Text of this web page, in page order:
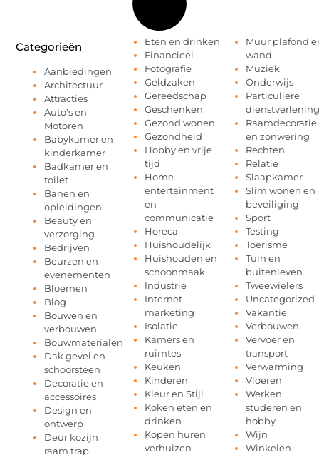
Categorieën
Aanbiedingen
Architectuur
Attracties
Auto's en
Motoren
Babykamer en
kinderkamer
Badkamer en
toilet
Banen en
opleidingen
Beauty en
verzorging
Bedrijven
Beurzen en
evenementen
Bloemen
Blog
Bouwen en
verbouwen
Bouwmaterialen
Dak gevel en
schoorsteen
Decoratie en
accessoires
Design en
ontwerp
Deur kozijn
raam trap
Eten en drinken
Financieel
Fotografie
Geldzaken
Gereedschap
Geschenken
Gezond wonen
Gezondheid
Hobby en vrije
tijd
Home
entertainment
en
communicatie
Horeca
Huishoudelijk
Huishouden en
schoonmaak
Industrie
Internet
marketing
Isolatie
Kamers en
ruimtes
Keuken
Kinderen
Kleur en Stijl
Koken eten en
drinken
Kopen huren
verhuizen
Muur plafond
wand
Muziek
Onderwijs
Particuliere
dienstverlening
Raamdecoratie
en zonwering
Rechten
Relatie
Slaapkamer
Slim wonen en
beveiliging
Sport
Testing
Toerisme
Tuin en
buitenleven
Tweewielers
Uncategorized
Vakantie
Verbouwen
Vervoer en
transport
Verwarming
Vloeren
Werken
studeren en
hobby
Wijn
Winkelen